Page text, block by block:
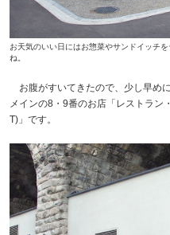
お天気のいい日にはお惣菜やサンドイッチ
ね。
お腹がすいてきたので、少し早め
メインの8・9番のお店「レストラン
T)」です。